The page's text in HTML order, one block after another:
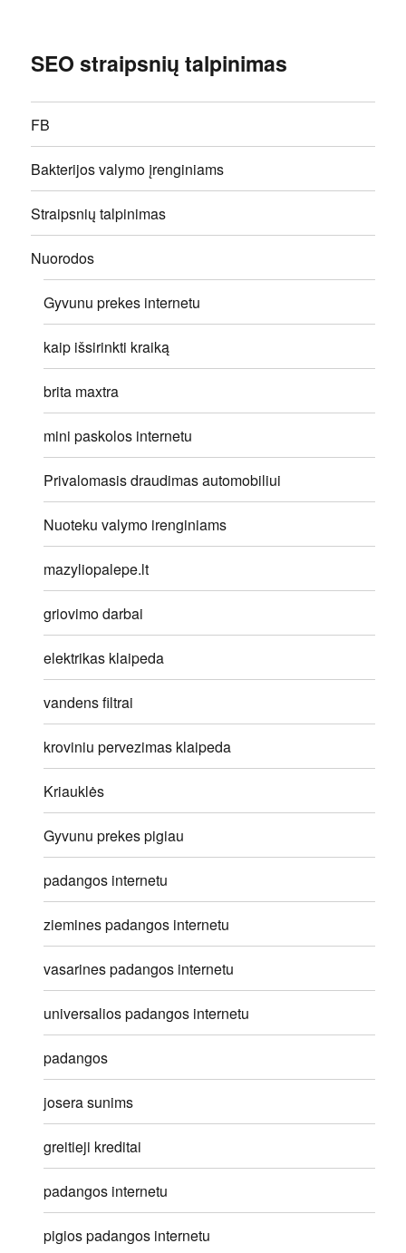
SEO straipsnių talpinimas
FB
Bakterijos valymo įrenginiams
Straipsnių talpinimas
Nuorodos
Gyvunu prekes internetu
kaip išsirinkti kraiką
brita maxtra
mini paskolos internetu
Privalomasis draudimas automobiliui
Nuoteku valymo irenginiams
mazyliopalepe.lt
griovimo darbai
elektrikas klaipeda
vandens filtrai
kroviniu pervezimas klaipeda
Kriauklės
Gyvunu prekes pigiau
padangos internetu
ziemines padangos internetu
vasarines padangos internetu
universalios padangos internetu
padangos
josera sunims
greitieji kreditai
padangos internetu
pigios padangos internetu